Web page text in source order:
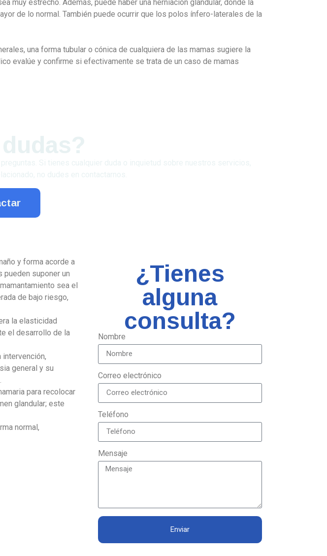
muy estrecho. Además, puede haber una herniación glandular, donde la
de lo normal. También puede ocurrir que los polos ínfero-laterales de la
una forma tubular o cónica de cualquiera de las mamas sugiere la
evalúe y confirme si efectivamente se trata de un caso de mamas
y forma acorde a
pueden suponer un
sea el
de bajo riesgo,
la elasticidad
el desarrollo de la
intervención,
general y su
para recolocar
glandular; este
normal,
¿Tienes
alguna
consulta?
Nombre
Correo electrónico
Teléfono
Mensaje
Enviar